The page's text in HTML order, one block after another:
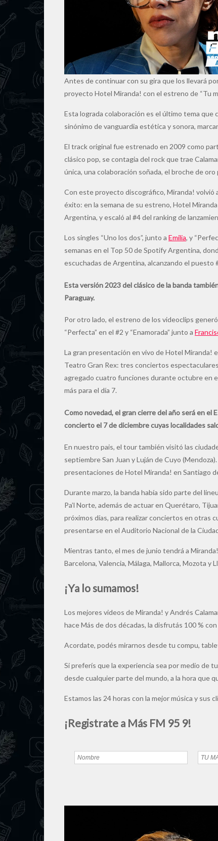
Antes de continuar con su gira que los llevará
proyecto Hotel Miranda! con el estreno de “Tu
Esta lograda colaboración es el último tema
sinónimo de vanguardia estética y sonora,
El track original fue estrenado en 2009 como
clásico pop, se contagia del rock que trae
única, una colaboración soñada, el broche de
Con este proyecto discográfico, Miranda! volvió
éxito: en la semana de su estreno, Hotel
Argentina, y escaló al #4 del ranking de
Los singles “Uno los dos”, junto a Emilia, y
semanas en el Top 50 de Spotify Argentina,
escuchadas de Argentina, alcanzando el puesto
Esta versión 2023 del clásico de la banda
Paraguay.
Por otro lado, el estreno de los videoclips
“Perfecta” en el #2 y “Enamorada” junto a
La gran presentación en vivo de Hotel Miranda!
Teatro Gran Rex: tres conciertos
agregado cuatro funciones durante octubre en
más para el día 7.
Como novedad, el gran cierre del año será en
concierto el 7 de diciembre cuyas localidades
En nuestro pais, el tour también visitó las
septiembre San Juan y Luján de Cuyo
presentaciones de Hotel Miranda! en Santiago
Durante marzo, la banda había sido parte del
Pa’l Norte, además de actuar en Querétaro,
próximos días, para realizar conciertos en otras
presentarse en el Auditorio Nacional de la
Mientras tanto, el mes de junio tendrá a
Barcelona, Valencia, Málaga, Mallorca, Mozota y
¡Ya lo sumamos!
Los mejores videos de Miranda! y Andrés
hace Más de dos décadas, la disfrutás 100 %
Acordate, podés mirarnos desde tu compu,
Si preferís que la experiencia sea por medio de
desde cualquier parte del mundo, a la hora que
Estamos las 24 horas con la mejor música y sus
¡Registrate a Más FM 95 9!